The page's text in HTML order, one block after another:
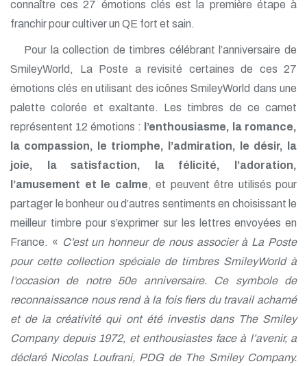
connaître ces 27 émotions clés est la première étape à
franchir pour cultiver un QE fort et sain.
Pour la collection de timbres célébrant l’anniversaire de
SmileyWorld, La Poste a revisité certaines de ces 27
émotions clés en utilisant des icônes SmileyWorld dans une
palette colorée et exaltante. Les timbres de ce carnet
représentent 12 émotions :
l’enthousiasme, la romance,
la compassion, le triomphe, l’admiration, le désir, la
joie, la satisfaction, la félicité, l’adoration,
l’amusement et le calme, et peuvent être utilisés pour
partager le bonheur ou d’autres sentiments en choisissant le
meilleur timbre pour s’exprimer sur les lettres envoyées en
France. « C’est un honneur de nous associer à La Poste
pour cette collection spéciale de timbres SmileyWorld à
l’occasion de notre 50e anniversaire. Ce symbole de
reconnaissance nous rend à la fois fiers du travail acharné
et de la créativité qui ont été investis dans The Smiley
Company depuis 1972, et enthousiastes face à l’avenir, a
déclaré Nicolas Loufrani, PDG de The Smiley Company.